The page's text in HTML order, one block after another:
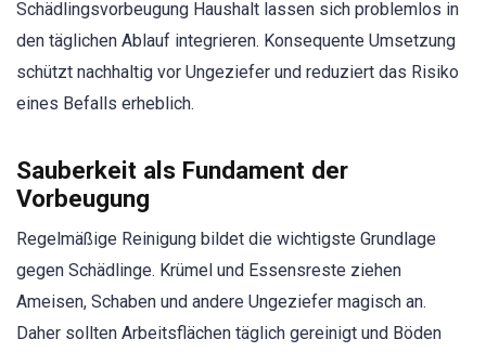
Schädlingsvorbeugung Haushalt lassen sich problemlos in
den täglichen Ablauf integrieren. Konsequente Umsetzung
schützt nachhaltig vor Ungeziefer und reduziert das Risiko
eines Befalls erheblich.
Sauberkeit als Fundament der
Vorbeugung
Regelmäßige Reinigung bildet die wichtigste Grundlage
gegen Schädlinge. Krümel und Essensreste ziehen
Ameisen, Schaben und andere Ungeziefer magisch an.
Daher sollten Arbeitsflächen täglich gereinigt und Böden